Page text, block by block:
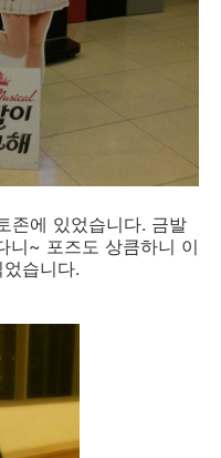
존에 있었습니다. 금발
니~ 포즈도 상큼하니 이
습니다.